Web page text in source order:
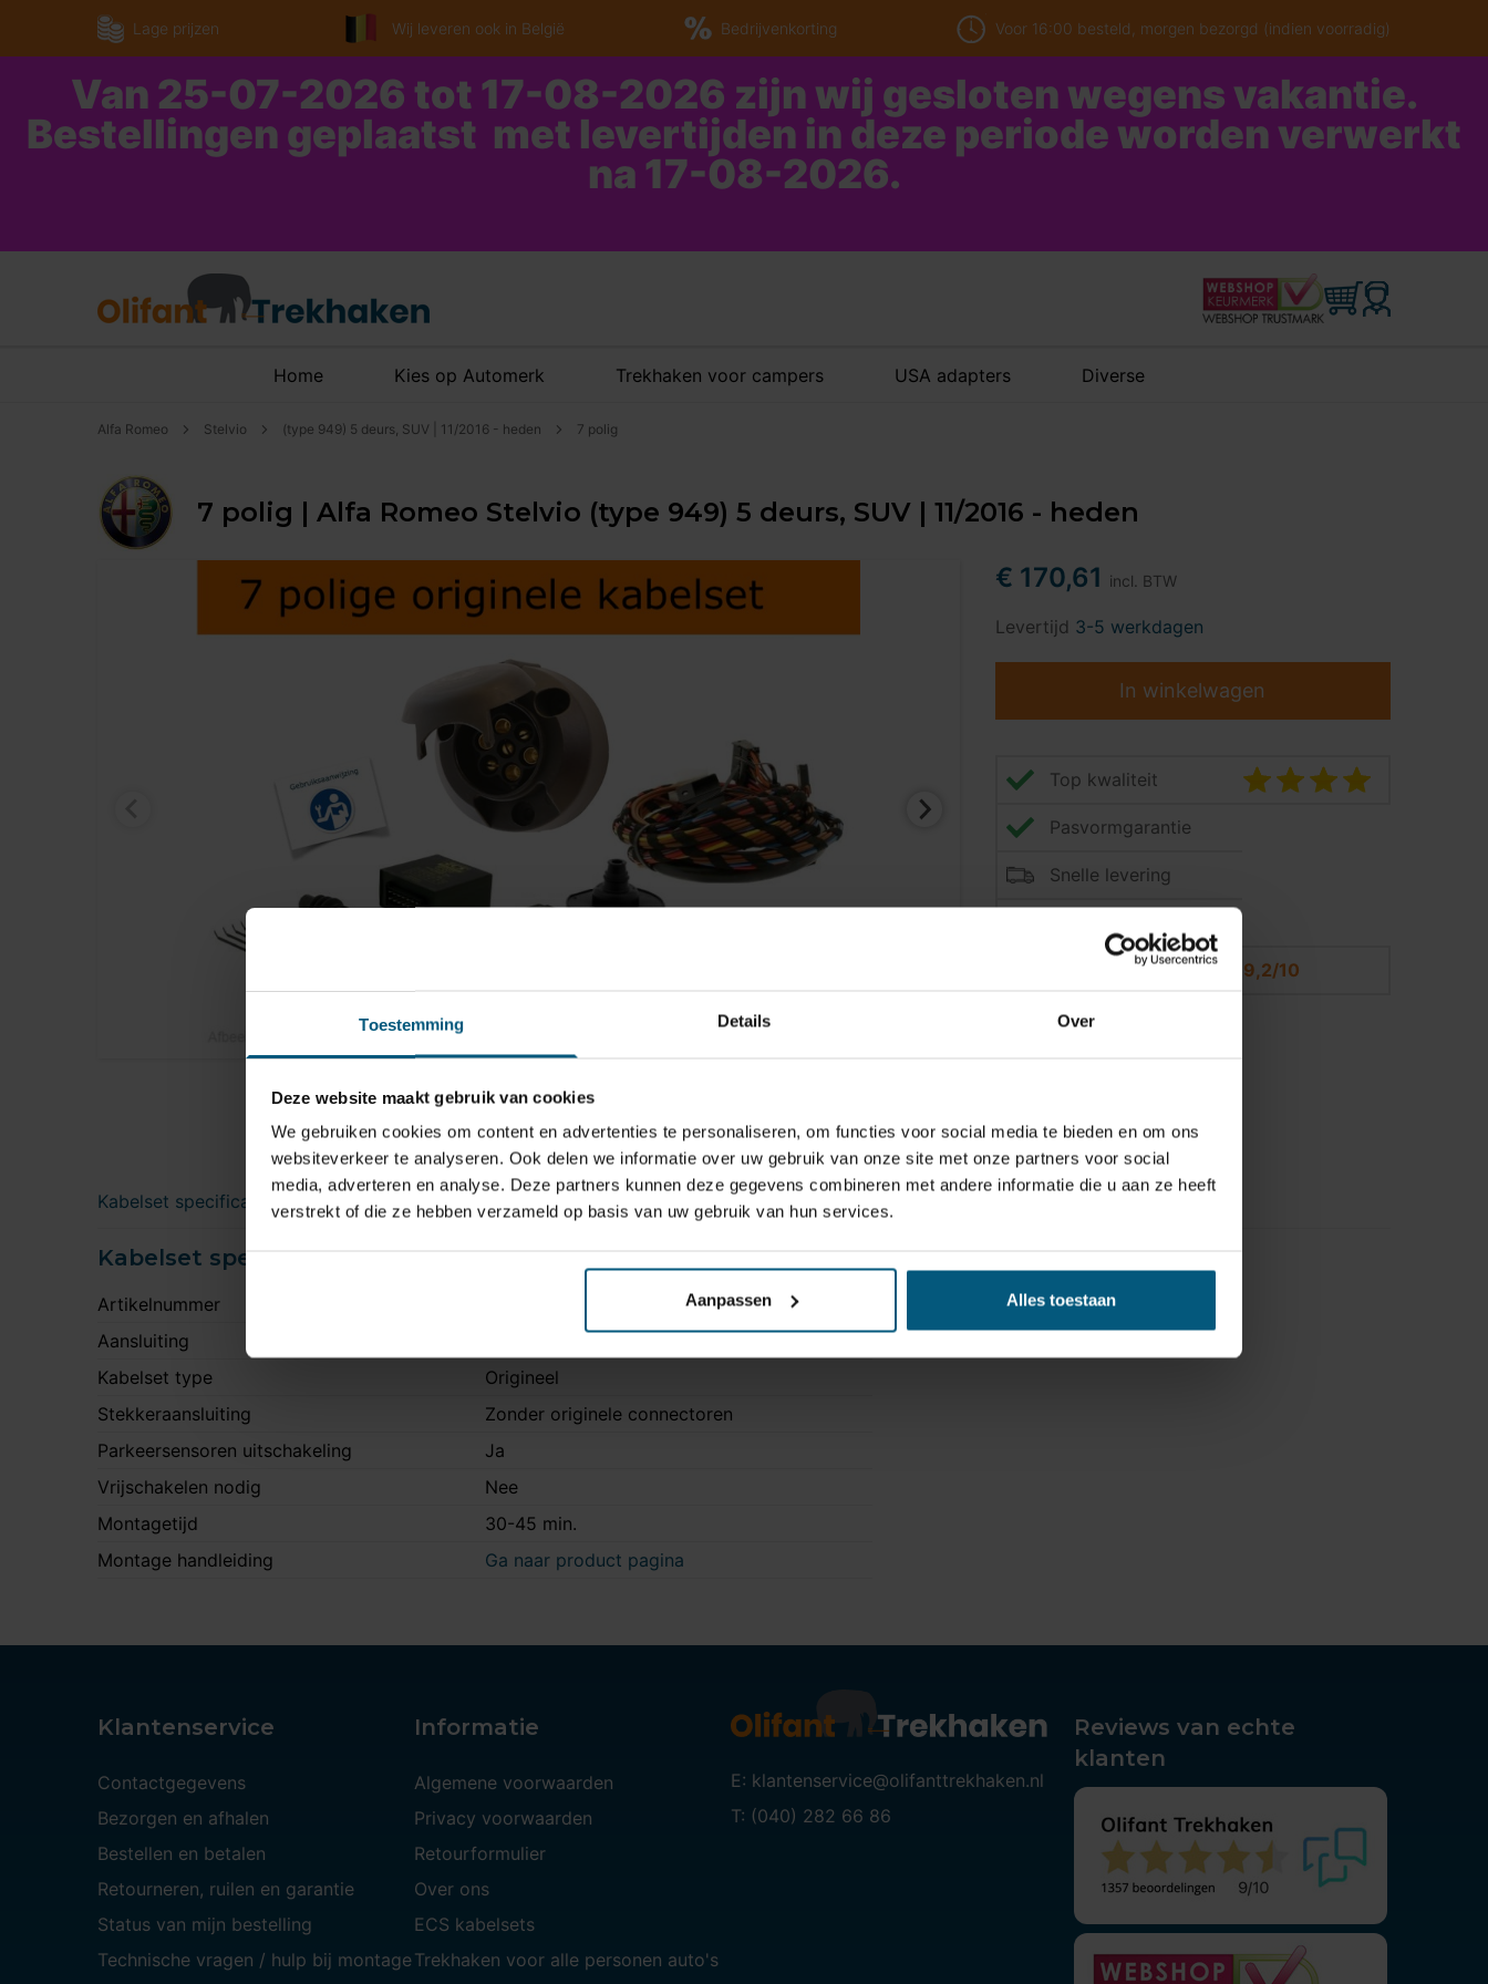
Toestemming Details Over
Deze website maakt gebruik van cookies
We gebruiken cookies om content en advertenties te personaliseren, om functies voor social media te bieden en om ons
websiteverkeer te analyseren. Ook delen we informatie over uw gebruik van onze site met onze partners voor social
media, adverteren en analyse. Deze partners kunnen deze gegevens combineren met andere informatie die u aan ze heeft
verstrekt of die ze hebben verzameld op basis van uw gebruik van hun services.
Aanpassen Alles toestaan
Lage prijzen Wij leveren ook in België Bedrijvenkorting Voor 16:00 besteld, morgen bezorgd (indien voorradig)
Van 25-07-2026 tot 17-08-2026 zijn wij gesloten wegens vakantie.
Bestellingen geplaatst met levertijden in deze periode worden verwerkt
na 17-08-2026.
Home Kies op Automerk Trekhaken voor campers USA adapters Diverse
Alfa Romeo Stelvio (type 949) 5 deurs, SUV | 11/2016 - heden 7 polig
7 polig | Alfa Romeo Stelvio (type 949) 5 deurs, SUV | 11/2016 - heden
€ 170,61 incl. BTW
Levertijd 3-5 werkdagen
In winkelwagen
Top kwaliteit
Pasvormgarantie
Snelle levering
Klantbeoordeling 9,2/10
Kabelset specificatie
Kabelset specificatie
Artikelnummer
Aansluiting
Kabelset type
Origineel
Stekkeraansluiting
Zonder originele connectoren
Parkeersensoren uitschakeling
Ja
Vrijschakelen nodig
Nee
Montagetijd
30-45 min.
Montage handleiding
Ga naar product pagina
Klantenservice
Contactgegevens
Bezorgen en afhalen
Bestellen en betalen
Retourneren, ruilen en garantie
Status van mijn bestelling
Technische vragen / hulp bij montage
Informatie
Algemene voorwaarden
Privacy voorwaarden
Retourformulier
Over ons
ECS kabelsets
Trekhaken voor alle personen auto's
E: klantenservice@olifanttrekhaken.nl
T: (040) 282 66 86
Reviews van echte
klanten